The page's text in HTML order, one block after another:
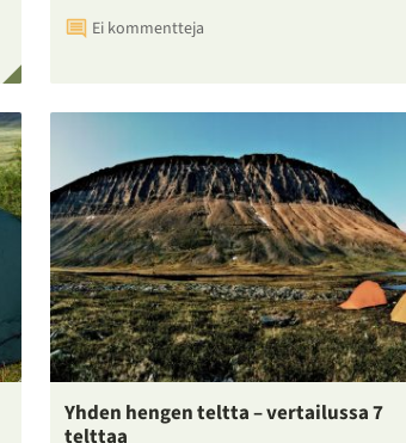
Ei kommentteja
Yhden hengen teltta – vertailussa 7